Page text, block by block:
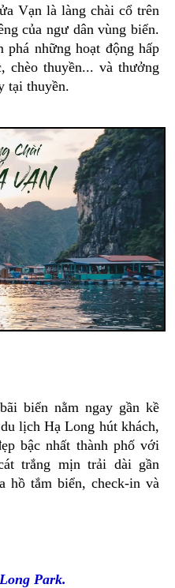
Vạn là làng chài cổ trên
của ngư dân vùng biển.
phá những hoạt động hấp
chèo thuyền... và thưởng
tại thuyền.
biển nằm ngay gần kề
lịch Hạ Long hút khách,
bậc nhất thành phố với
trắng mịn trải dài gần
hồ tắm biển, check-in và
Park.